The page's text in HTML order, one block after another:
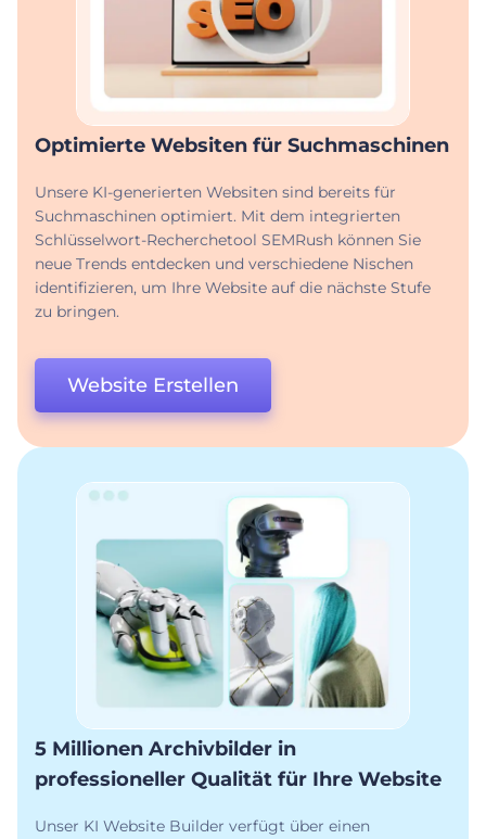
Optimierte Websiten für Suchmaschinen
Unsere KI-generierten Websiten sind bereits für
Suchmaschinen optimiert. Mit dem integrierten
Schlüsselwort-Recherchetool SEMRush können Sie
neue Trends entdecken und verschiedene Nischen
identifizieren, um Ihre Website auf die nächste Stufe
zu bringen.
Website Erstellen
5 Millionen Archivbilder in
professioneller Qualität für Ihre Website
Unser KI Website Builder verfügt über einen